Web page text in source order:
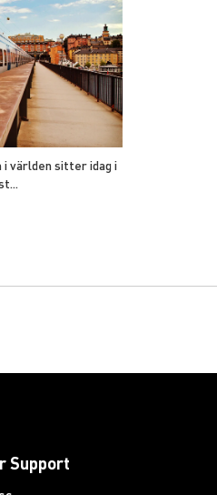
i världen sitter idag i
Support